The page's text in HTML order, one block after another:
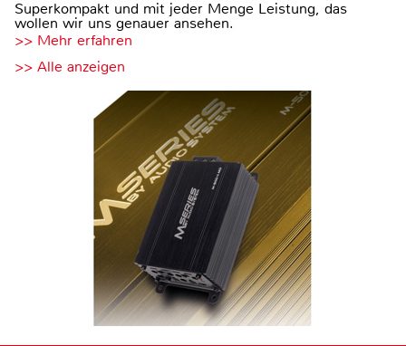
Superkompakt und mit jeder Menge Leistung, das
wollen wir uns genauer ansehen.
>> Mehr erfahren
>> Alle anzeigen